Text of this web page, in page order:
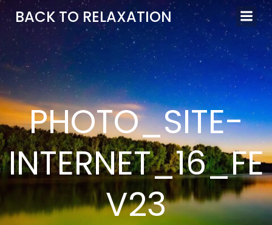
Aller
au
contenu
BACK TO RELAXATION
PHOTO_SITE-
INTERNET_16_FE
V23